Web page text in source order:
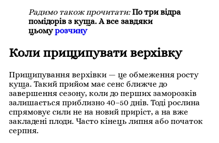
Радимо також прочитати: По три відра
помідорів з куща. А все завдяки
цьомурозчину
Коли прищипувати верхівку
Прищипування верхівки — це обмеження росту
куща. Такий прийом має сенс ближче до
завершення сезону, коли до перших заморозків
залишається приблизно 40–50 днів. Тоді рослина
спрямовує сили не на новий приріст, а на вже
закладені плоди. Часто кінець липня або початок
серпня.